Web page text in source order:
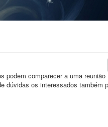
podem comparecer a uma reunião
dúvidas os interessados também